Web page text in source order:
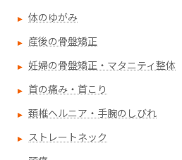
体のゆがみ
産後の骨盤矯正
妊婦の骨盤矯正・マタニティ整体
首の痛み・首こり
頚椎ヘルニア・手腕のしびれ
ストレートネック